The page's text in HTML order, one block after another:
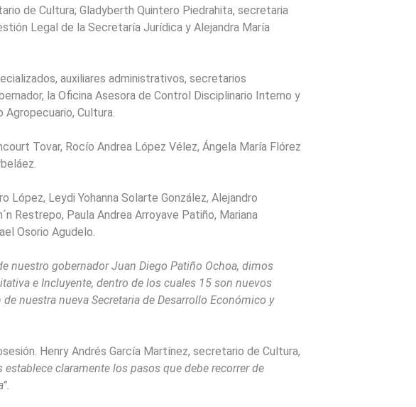
de Cultura; Gladyberth Quintero Piedrahita, secretaria
Legal de la Secretaría Jurídica y Alejandra María
auxiliares administrativos, secretarios
la Oficina Asesora de Control Disciplinario Interno y
Cultura.
Tovar, Rocío Andrea López Vélez, Ángela María Flórez
Leydi Yohanna Solarte González, Alejandro
Restrepo, Paula Andrea Arroyave Patiño, Mariana
Osorio Agudelo.
nuestro gobernador Juan Diego Patiño Ochoa, dimos
e Incluyente, dentro de los cuales 15 son nuevos
nuestra nueva Secretaria de Desarrollo Económico y
Henry Andrés García Martínez, secretario de Cultura,
claramente los pasos que debe recorrer de